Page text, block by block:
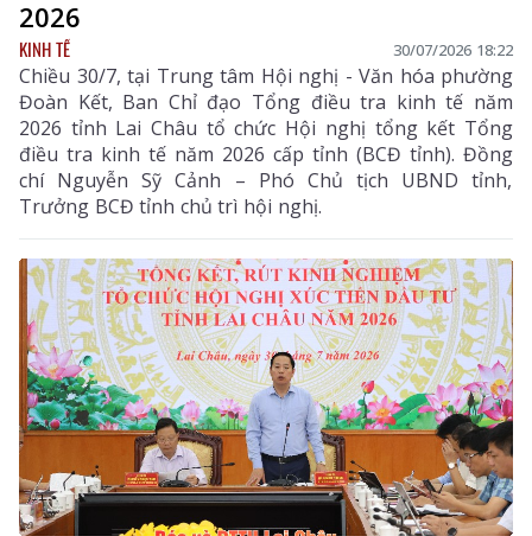
2026
KINH TẾ 30/07/2026 18:22
Chiều 30/7, tại Trung tâm Hội nghị - Văn hóa phường
Đoàn Kết, Ban Chỉ đạo Tổng điều tra kinh tế năm
2026 tỉnh Lai Châu tổ chức Hội nghị tổng kết Tổng
điều tra kinh tế năm 2026 cấp tỉnh (BCĐ tỉnh). Đồng
chí Nguyễn Sỹ Cảnh – Phó Chủ tịch UBND tỉnh,
Trưởng BCĐ tỉnh chủ trì hội nghị.